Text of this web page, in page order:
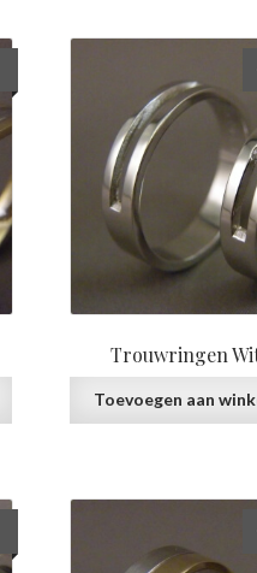
Trouwringen
Toevoegen aan